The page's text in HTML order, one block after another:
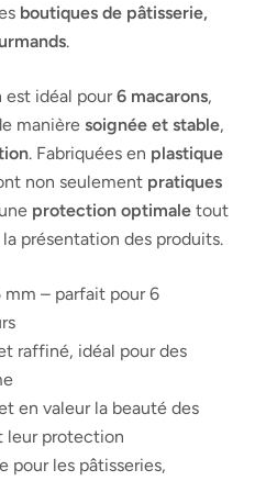
boutiques de pâtisserie,
.
est idéal pour6 macarons,
manière soignée et stable,
. Fabriquées en plastique
non seulement pratiques
protection optimale tout
présentation des produits.
mm – parfait pour 6
raffiné, idéal pour des
en valeur la beauté des
leur protection
pour les pâtisseries,